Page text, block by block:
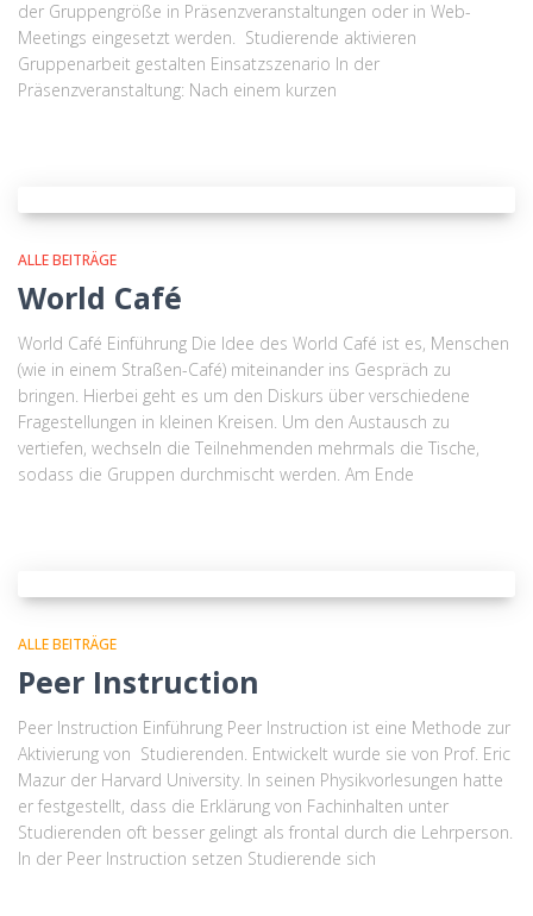
der Gruppengröße in Präsenzveranstaltungen oder in Web-
Meetings eingesetzt werden. Studierende aktivieren
Gruppenarbeit gestalten Einsatzszenario In der
Präsenzveranstaltung: Nach einem kurzen
ALLE BEITRÄGE
World Café
World Café Einführung Die Idee des World Café ist es, Menschen
(wie in einem Straßen-Café) miteinander ins Gespräch zu
bringen. Hierbei geht es um den Diskurs über verschiedene
Fragestellungen in kleinen Kreisen. Um den Austausch zu
vertiefen, wechseln die Teilnehmenden mehrmals die Tische,
sodass die Gruppen durchmischt werden. Am Ende
ALLE BEITRÄGE
Peer Instruction
Peer Instruction Einführung Peer Instruction ist eine Methode zur
Aktivierung von Studierenden. Entwickelt wurde sie von Prof. Eric
Mazur der Harvard University. In seinen Physikvorlesungen hatte
er festgestellt, dass die Erklärung von Fachinhalten unter
Studierenden oft besser gelingt als frontal durch die Lehrperson.
In der Peer Instruction setzen Studierende sich